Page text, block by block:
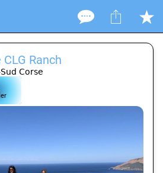
Ranch
Corse